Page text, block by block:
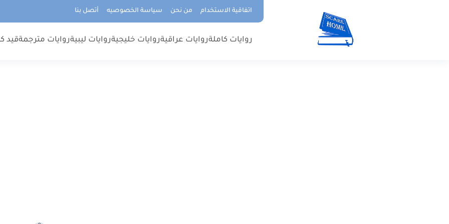
اتفاقية الاستخدام من نحن سياسة الخصوصيه أتصل بنا
روايات كاملةروايات عراقيةروايات خليجيةروايات ليبيةروايات مترجمةقيد